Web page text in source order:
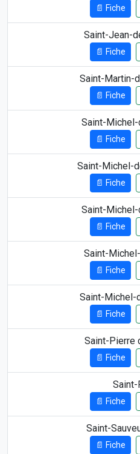
📄 Fiche
Saint-Jean-
📄 Fiche
Saint-Martin-
📄 Fiche
Saint-
📄 Fiche
Saint-Michel-
📄 Fiche
Saint-
📄 Fiche
Saint-
📄 Fiche
Saint-Michel-
📄 Fiche
Saint-Pierre
📄 Fiche
📄 Fiche
Saint-
📄 Fiche